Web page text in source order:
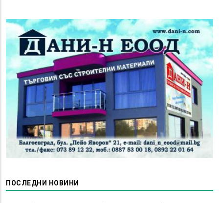
ПОСЛЕДНИ НОВИНИ